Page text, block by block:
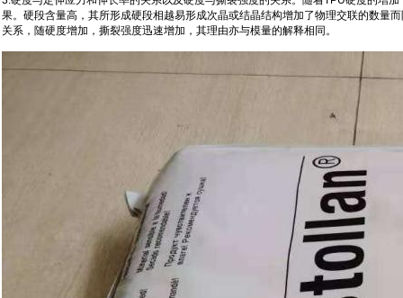
果。硬段含量高，其所形成硬段相越易形成次晶或结晶结构增加了物理交联的数量
关系，随硬度增加，撕裂强度迅速增加，其理由亦与模量的解释相同。